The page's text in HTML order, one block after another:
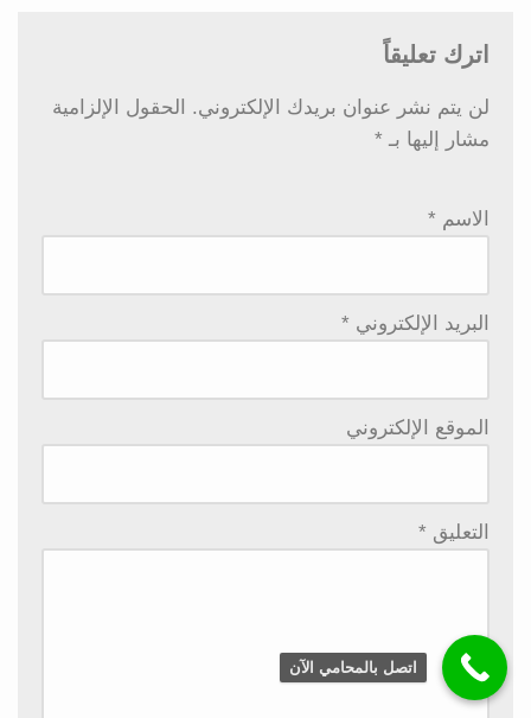
اترك تعليقاً
لن يتم نشر عنوان بريدك الإلكتروني.
الحقول الإلزامية
مشار إليها بـ *
الاسم *
البريد الإلكتروني *
الموقع الإلكتروني
التعليق *
اتصل بالمحامي الآن